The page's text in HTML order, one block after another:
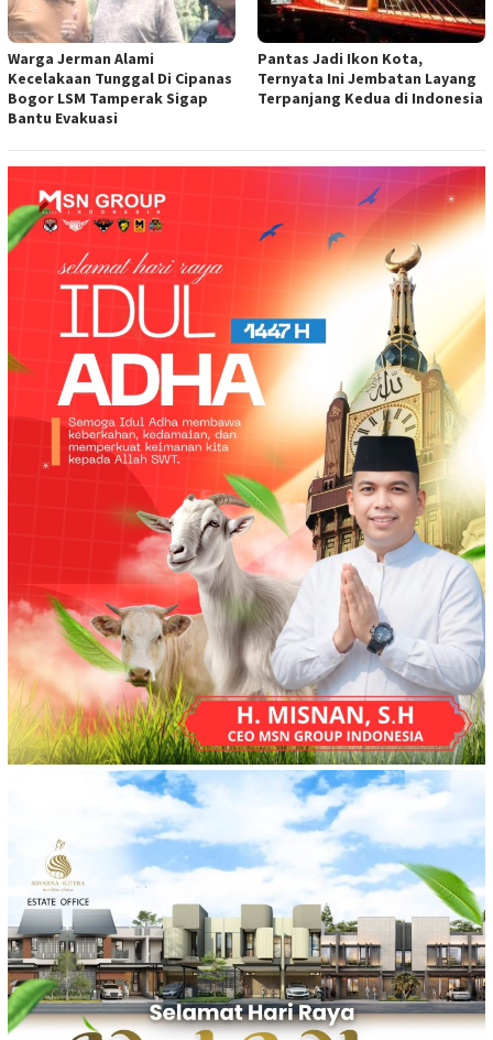
Warga Jerman Alami
Kecelakaan Tunggal Di Cipanas
Bogor LSM Tamperak Sigap
Bantu Evakuasi
Pantas Jadi Ikon Kota,
Ternyata Ini Jembatan Layang
Terpanjang Kedua di Indonesia